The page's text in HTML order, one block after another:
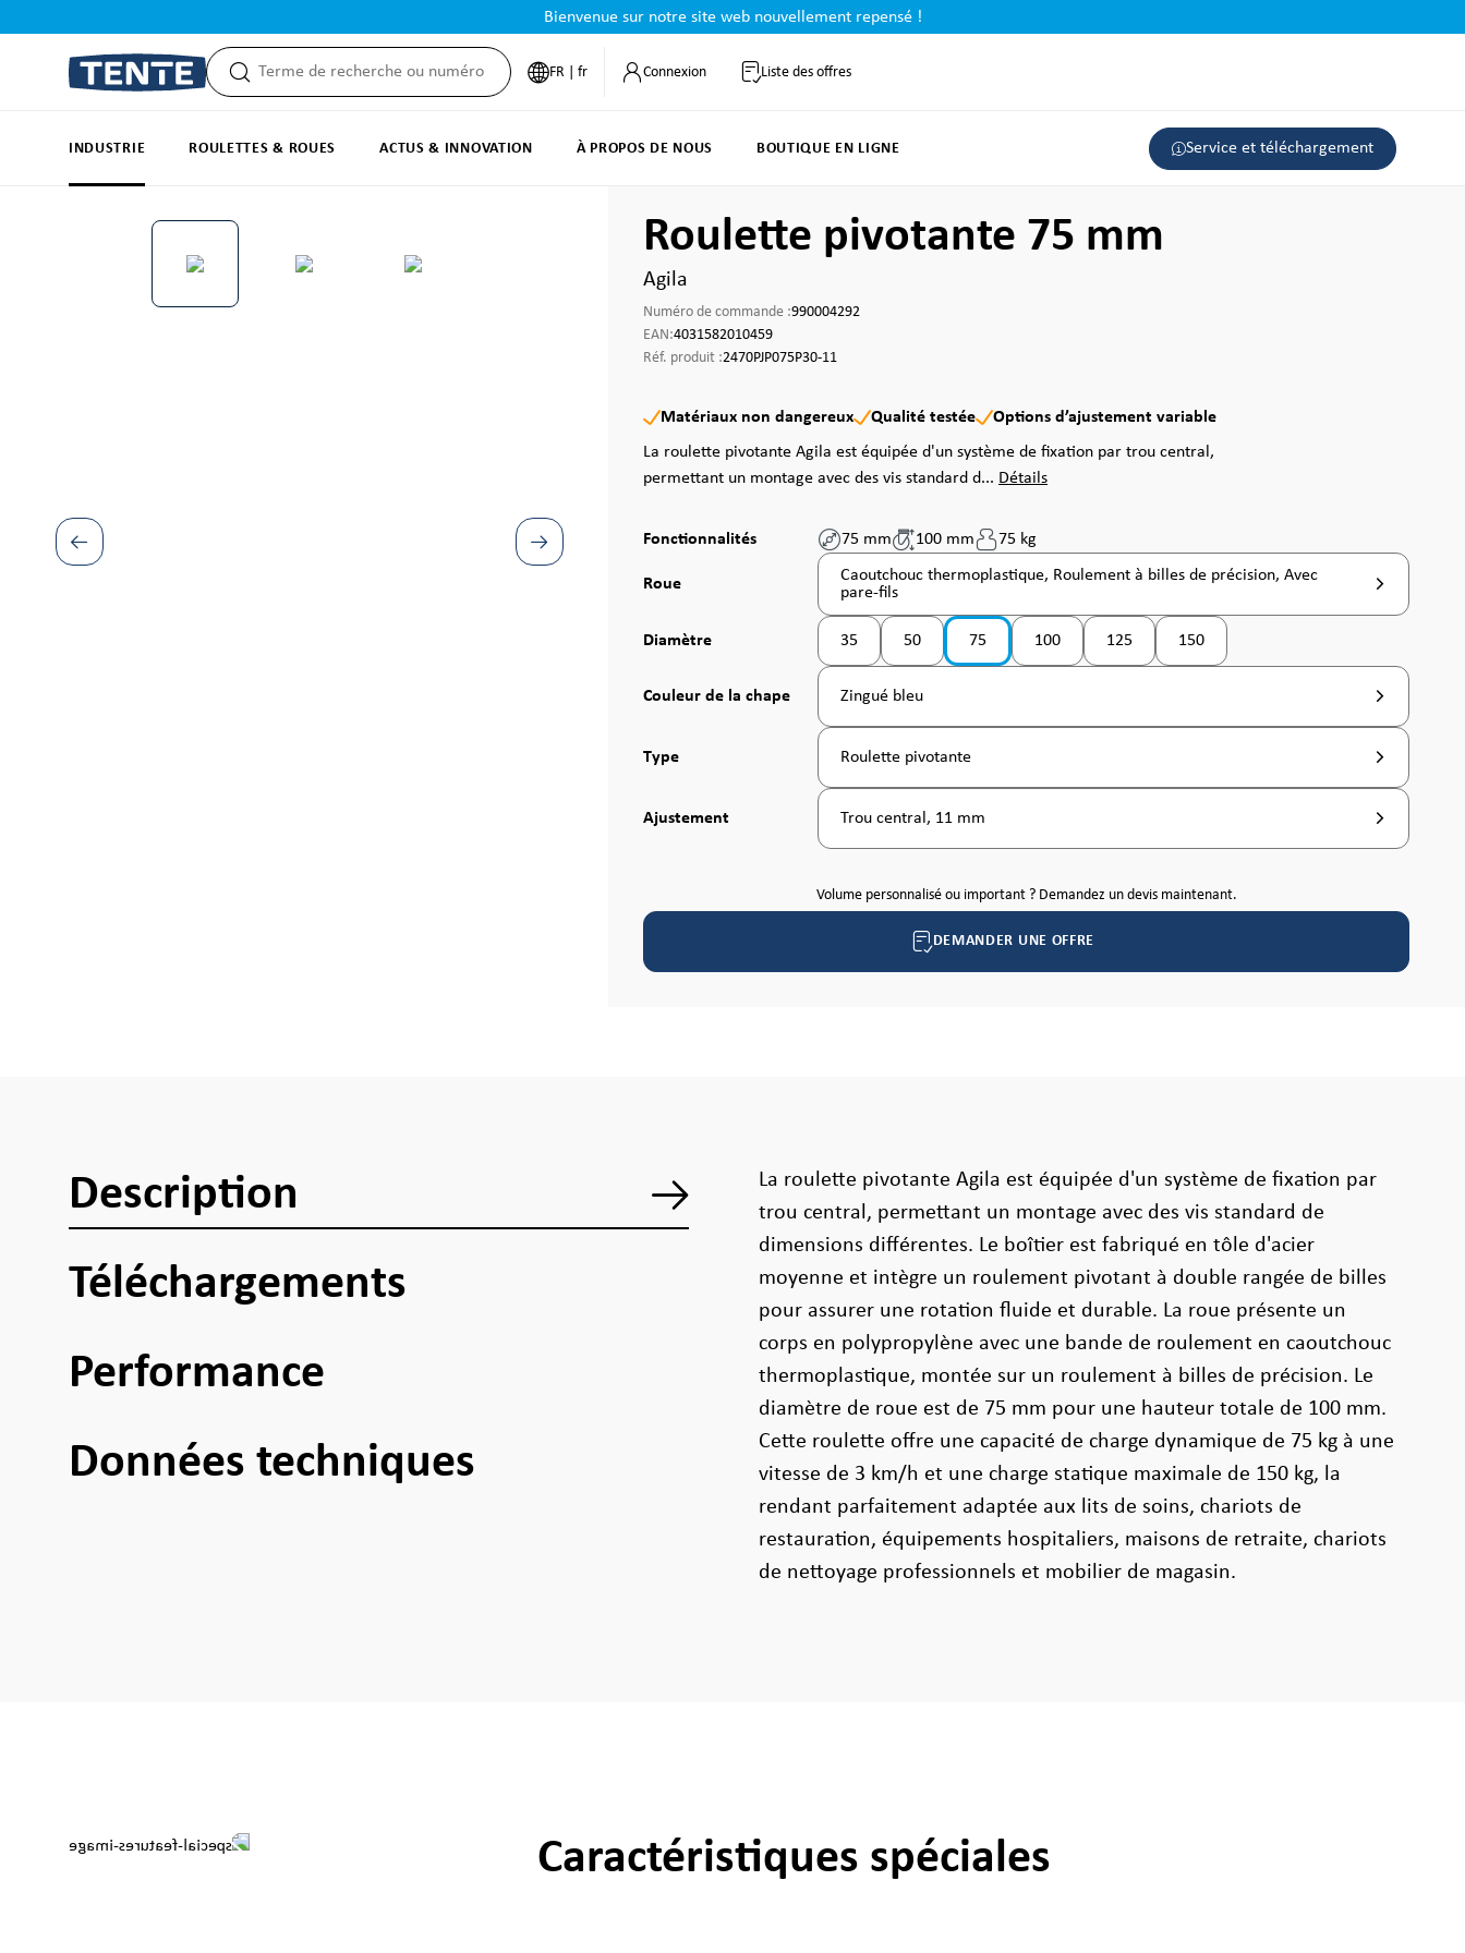
Bienvenue sur notre site web nouvellement repensé !
FR | fr Connexion Liste des offres
INDUSTRIE ROULETTES & ROUES ACTUS & INNOVATION À PROPOS DE NOUS BOUTIQUE EN LIGNE Service et téléchargement
Ignorer la galerie d'images Roulette pivotante 75 mm
Agila
Numéro de commande :990004292
EAN:4031582010459
Réf. produit :2470PJP075P30-11
Matériaux non dangereux Qualité testée
Options d’ajustement variable
La roulette pivotante Agila est équipée d'un système de fixation par trou central,
permettant un montage avec des vis standard d... Détails
Fonctionnalités 75 mm 100 mm 75 kg
Sélectionnez
Roue
Caoutchouc thermoplastique, Roulement à billes de précision, Avec
pare-fils
Sélectionnez
Diamètre 35
(Cette option n'est pas disponible pour le moment. )
50
(Cette option n'est pas disponible pour le moment. )
75 100
(Cette option n'est pas disponible pour le moment. )
125
(Cette option n'est pas disponible pour le moment. )
150
(Cette option n'est pas disponible pour le
Sélectionnez
Couleur de la chape Zingué bleu
Sélectionnez
Type Roulette pivotante
Sélectionnez
Ajustement Trou central, 11 mm
Volume personnalisé ou important ? Demandez un devis maintenant.
DEMANDER UNE OFFRE
Description
Téléchargements
Performance
Données techniques
La roulette pivotante Agila est équipée d'un système de fixation par
trou central, permettant un montage avec des vis standard de
dimensions différentes. Le boîtier est fabriqué en tôle d'acier
moyenne et intègre un roulement pivotant à double rangée de billes
pour assurer une rotation fluide et durable. La roue présente un
corps en polypropylène avec une bande de roulement en caoutchouc
thermoplastique, montée sur un roulement à billes de précision. Le
diamètre de roue est de 75 mm pour une hauteur totale de 100 mm.
Cette roulette offre une capacité de charge dynamique de 75 kg à une
vitesse de 3 km/h et une charge statique maximale de 150 kg, la
rendant parfaitement adaptée aux lits de soins, chariots de
restauration, équipements hospitaliers, maisons de retraite, chariots
de nettoyage professionnels et mobilier de magasin.
Caractéristiques spéciales